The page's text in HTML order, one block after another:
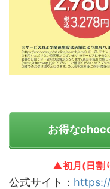
お得な
▲初月(日割
公式サイト：